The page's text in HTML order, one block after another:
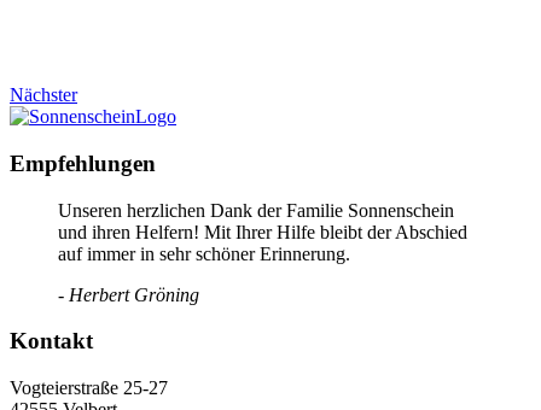
Nächster
Empfehlungen
Unseren herzlichen Dank der Familie Sonnenschein
und ihren Helfern! Mit Ihrer Hilfe bleibt der Abschied
auf immer in sehr schöner Erinnerung.
- Herbert Gröning
Kontakt
Vogteierstraße 25-27